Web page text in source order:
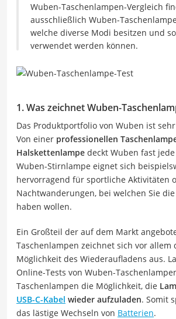
Wuben-Taschenlampen-Vergleich
ausschließlich Wuben-
welche diverse Modi besitzen und
verwendet werden können.
1. Was zeichnet Wuben-
Das Produktportfolio von Wuben ist
Von einer professionellen
Halskettenlampe deckt Wuben fast
Wuben-Stirnlampe eignet sich
hervorragend für sportliche Aktivitäten
Nachtwanderungen, bei welchen Sie
haben wollen.
Ein Großteil der auf dem Markt
Taschenlampen zeichnet sich vor allem
Möglichkeit des Wiederaufladens aus.
Online-Tests von Wuben-
Taschenlampen die Möglichkeit, die
USB-C-Kabel wieder aufzuladen. Somit
das lästige Wechseln von Batterien.